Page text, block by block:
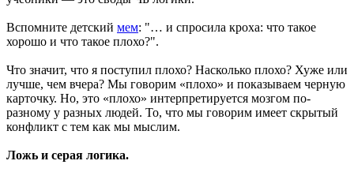
Вспомните детский мем: "… и спросила кроха: что такое
хорошо и что такое плохо?".
Что значит, что я поступил плохо? Насколько плохо? Хуже или
лучше, чем вчера? Мы говорим «плохо» и показываем черную
карточку. Но, это «плохо» интерпретируется мозгом по-
разному у разных людей. То, что мы говорим имеет скрытый
конфликт с тем как мы мыслим.
Ложь и серая логика.